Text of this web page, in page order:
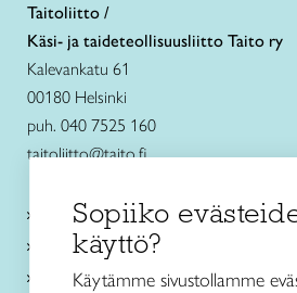
Taitoliitto /
Käsi- ja taideteollisuusliitto Taito ry
Kalevankatu 61
00180 Helsinki
puh. 040 7525 160
taitoliitto@taito.fi
Käsityökurssit ja koulutus
Ajankohtaista
Käsityöohjeet
Sopiiko
käyttö?
Käytämme sivustollamme